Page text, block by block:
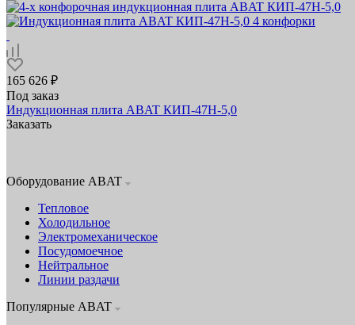
165 626 ₽
Под заказ
Индукционная плита ABAT КИП‑47Н‑5,0
Заказать
Оборудование ABAT
Тепловое
Холодильное
Электромеханическое
Посудомоечное
Нейтральное
Линии раздачи
Популярные ABAT